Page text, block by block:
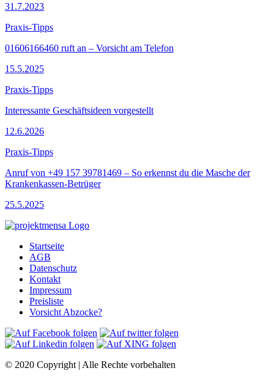
31.7.2023
Praxis-Tipps
01606166460 ruft an – Vorsicht am Telefon
15.5.2025
Praxis-Tipps
Interessante Geschäftsideen vorgestellt
12.6.2026
Praxis-Tipps
Anruf von +49 157 39781469 – So erkennst du die Masche der
Krankenkassen-Betrüger
25.5.2025
Startseite
AGB
Datenschutz
Kontakt
Impressum
Preisliste
Vorsicht Abzocke?
© 2020 Copyright | Alle Rechte vorbehalten